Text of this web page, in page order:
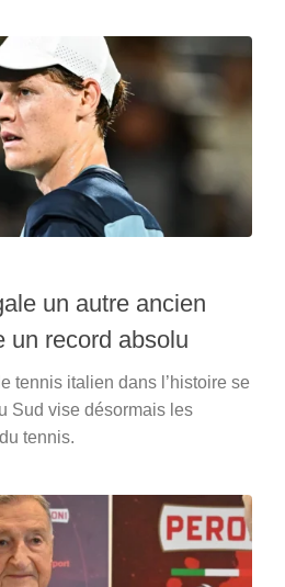
un autre ancien
un record absolu
tennis italien dans l’histoire se
Sud vise désormais les
tennis.